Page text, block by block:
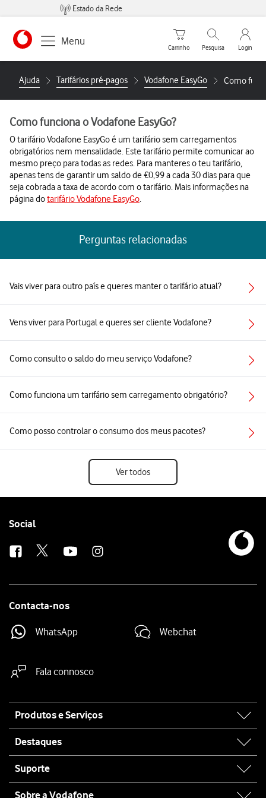
Estado da Rede
https://www.vodafone.pt
Menu
Carrinho de compras
Carrinho
Pesquisar
Pesquisa
My
Login
Ajuda Tarifários pré-pagos Vodafone EasyGo Como
Como funciona o Vodafone EasyGo?
O tarifário Vodafone EasyGo é um tarifário sem carregamentos
obrigatórios nem mensalidade. Este tarifário permite comunicar ao
mesmo preço para todas as redes. Para manteres o teu tarifário,
apenas tens de garantir um saldo de €0,99 a cada 30 dias para que
seja cobrada a taxa de acordo com o tarifário. Mais informações na
página dotarifário Vodafone EasyGo.
Perguntas relacionadas
Vais viver para outro país e queres manter o tarifário atual?
Vens viver para Portugal e queres ser cliente Vodafone?
Como consulto o saldo do meu serviço Vodafone?
Como funciona um tarifário sem carregamento obrigatório?
Como posso controlar o consumo dos meus pacotes?
Ver todos
Follow
Social
Contacta-nos
WhatsApp Webchat
Fala connosco
map
Produtos e Serviços
Destaques
Suporte
Sobre a Vodafone